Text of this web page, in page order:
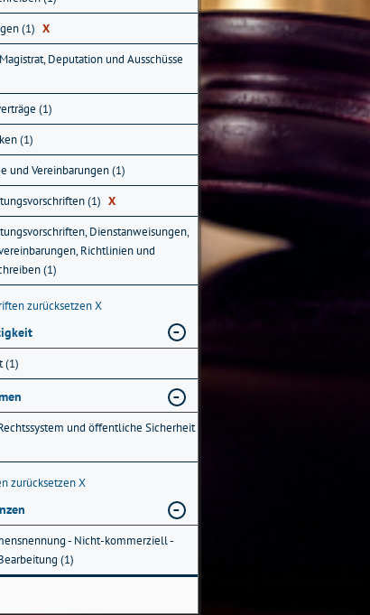
(1) X
Deputation und Ausschüsse
(1)
(1)
und Vereinbarungen (1)
(1) X
Dienstanweisungen,
Richtlinien und
(1)
zurücksetzenX
(1)
und öffentliche Sicherheit
zurücksetzenX
- Nicht-kommerziell -
(1)